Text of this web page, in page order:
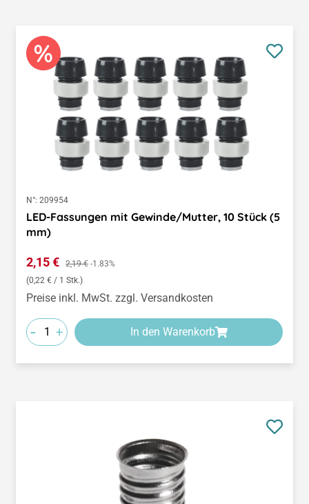
N°: 209954
LED-Fassungen mit Gewinde/Mutter, 10 Stück (5
mm)
Verkaufspreis:
2,15 € Regulärer Preis:
2,19 € -1.83%
(0,22 € / 1 Stk.)
Preise inkl. MwSt. zzgl. Versandkosten
- + In den Warenkorb